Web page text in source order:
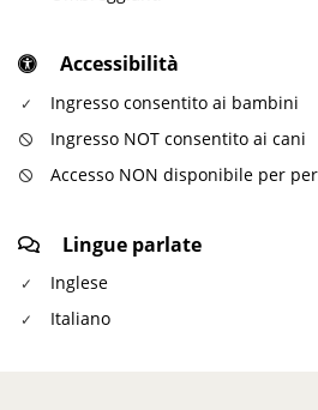
Accessibilità
Ingresso consentito ai bambini
Ingresso NOT consentito ai cani
Accesso NON disponibile per
Lingue parlate
Inglese
Italiano